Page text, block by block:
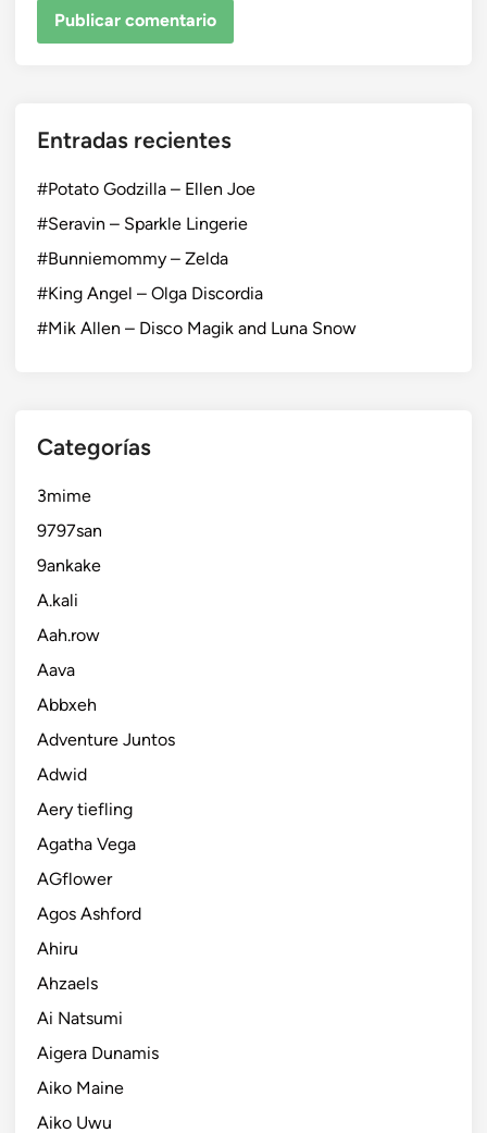
Entradas recientes
#Potato Godzilla – Ellen Joe
#Seravin – Sparkle Lingerie
#Bunniemommy – Zelda
#King Angel – Olga Discordia
#Mik Allen – Disco Magik and Luna Snow
Categorías
3mime
9797san
9ankake
A.kali
Aah.row
Aava
Abbxeh
Adventure Juntos
Adwid
Aery tiefling
Agatha Vega
AGflower
Agos Ashford
Ahiru
Ahzaels
Ai Natsumi
Aigera Dunamis
Aiko Maine
Aiko Uwu